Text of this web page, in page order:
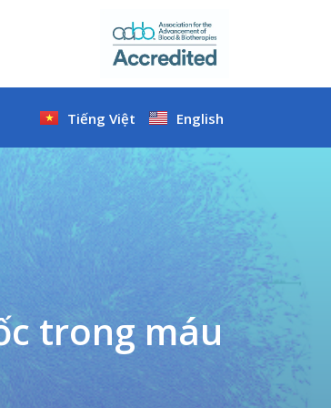
Tiếng Việt English
trong máu